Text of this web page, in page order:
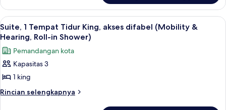
Tidur
Queen,
akses
difabel
(Mobility
&
Hearing,
Roll-
in
Suite
Junior,
2
Tempat
Queen,
akses
difabel
(Mobility
&
Hearing,
Lihat
semua
foto
untuk
Suite,
1
Tempat
Suite, 1 Tempat Tidur King, akses
6
Suite, 1 Tempat Tidur King, akses difabel (Mobility &
Hearing, Roll-in Shower)
Pemandangan kota
Kapasitas 3
1 king
Rincian selengkapnya
Rincian